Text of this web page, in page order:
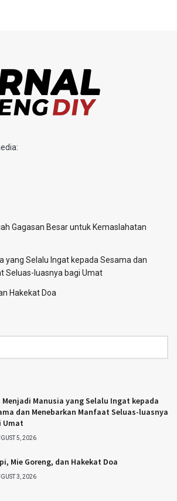
Gagasan Besar untuk Kemaslahatan
yang Selalu Ingat kepada Sesama dan
Seluas-luasnya bagi Umat
Hakekat Doa
Menjadi Manusia yang Selalu Ingat kepada
dan Menebarkan Manfaat Seluas-luasnya
Umat
5, 2026
Mie Goreng, dan Hakekat Doa
3, 2026